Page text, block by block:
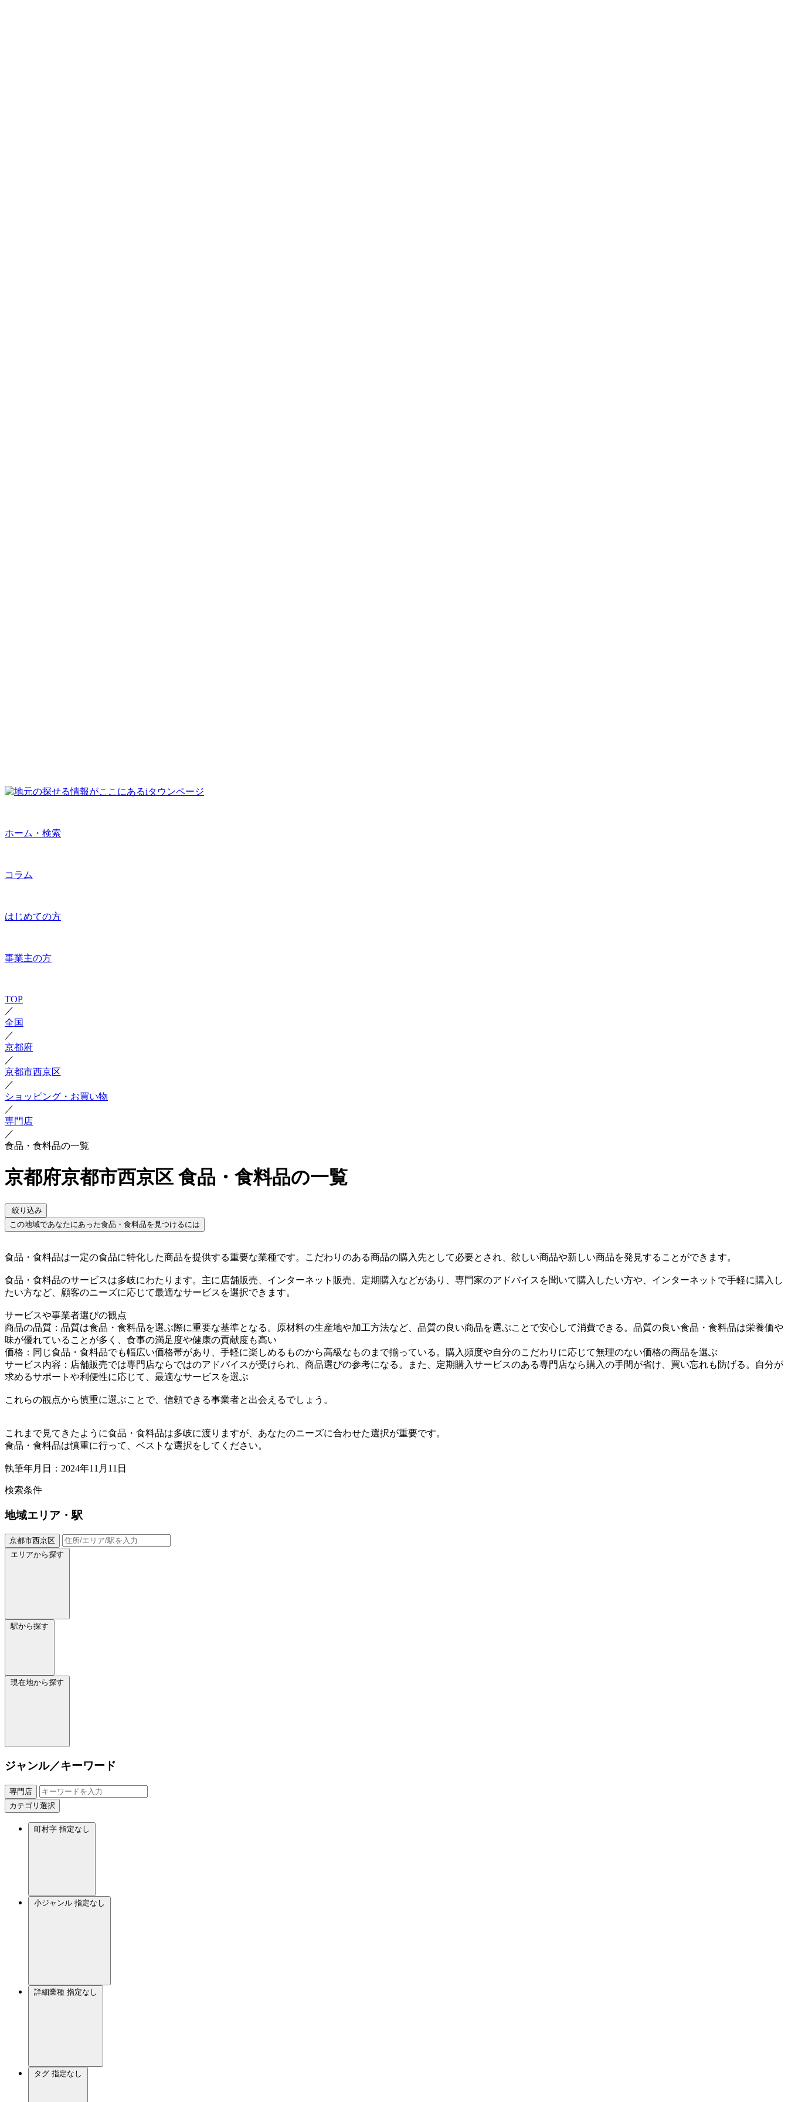
ホーム・検索
コラム
はじめての方
事業主の方
TOP
／
全国
／
京都府
／
京都市西京区
／
ショッピング・お買い物
／
専門店
／
食品・食料品の一覧
京都府京都市西京区 食品・食料品の一覧
絞り込み
この地域であなたにあった食品・食料品を見つけるには
食品・食料品は一定の食品に特化した商品を提供する重要な業種です。こだわりのある商品の購入先として必要とされ、欲しい商品や新しい商品を発見することができます。
食品・食料品のサービスは多岐にわたります。主に店舗販売、インターネット販売、定期購入などがあり、専門家のアドバイスを聞いて購入したい方や、インターネットで手軽に購入し
たい方など、顧客のニーズに応じて最適なサービスを選択できます。
サービスや事業者選びの観点
商品の品質：品質は食品・食料品を選ぶ際に重要な基準となる。原材料の生産地や加工方法など、品質の良い商品を選ぶことで安心して消費できる。品質の良い食品・食料品は栄養価や
味が優れていることが多く、食事の満足度や健康の貢献度も高い
価格：同じ食品・食料品でも幅広い価格帯があり、手軽に楽しめるものから高級なものまで揃っている。購入頻度や自分のこだわりに応じて無理のない価格の商品を選ぶ
サービス内容：店舗販売では専門店ならではのアドバイスが受けられ、商品選びの参考になる。また、定期購入サービスのある専門店なら購入の手間が省け、買い忘れも防げる。自分が
求めるサポートや利便性に応じて、最適なサービスを選ぶ
これらの観点から慎重に選ぶことで、信頼できる事業者と出会えるでしょう。
これまで見てきたように食品・食料品は多岐に渡りますが、あなたのニーズに合わせた選択が重要です。
食品・食料品は慎重に行って、ベストな選択をしてください。
執筆年月日：2024年11月11日
検索条件
地域エリア・駅
京都市西京区
エリアから探す
駅から探す
現在地から探す
ジャンル／キーワード
専門店
カテゴリ選択
町村字 指定なし
小ジャンル 指定なし
詳細業種 指定なし
タグ 指定なし